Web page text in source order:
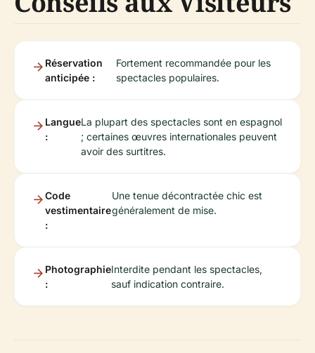
Réservation
anticipée :
Fortement recommandée pour les
spectacles populaires.
Langue
:
La plupart des spectacles sont en espagnol
; certaines œuvres internationales peuvent
avoir des surtitres.
Code
vestimentaire
:
Une tenue décontractée chic est
généralement de mise.
Photographie
:
Interdite pendant les spectacles,
sauf indication contraire.